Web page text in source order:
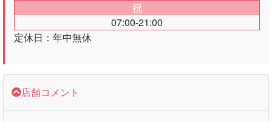
祝
07:00-21:00
定休日：年中無休
店舗コメント